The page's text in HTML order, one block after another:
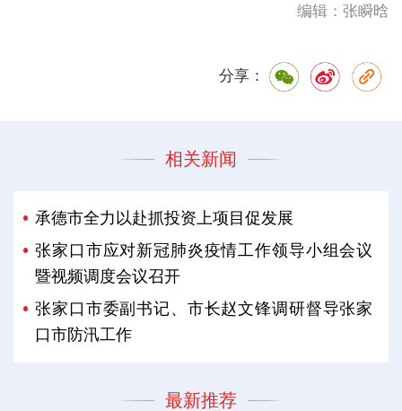
编辑：张瞬晗
分享：
相关新闻
承德市全力以赴抓投资上项目促发展
张家口市应对新冠肺炎疫情工作领导小组会议
暨视频调度会议召开
张家口市委副书记、市长赵文锋调研督导张家
口市防汛工作
最新推荐